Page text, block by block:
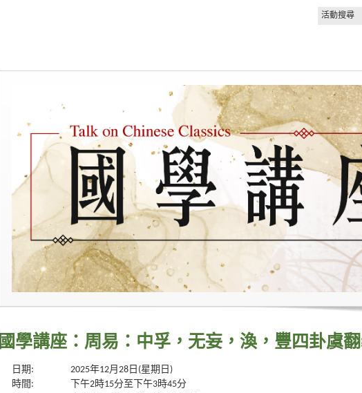
國學講座：周易：中孚，无妄，渙，豐四卦虞
日期:
2025年12月28日(星期日)
時間:
下午2時15分至下午3時45分